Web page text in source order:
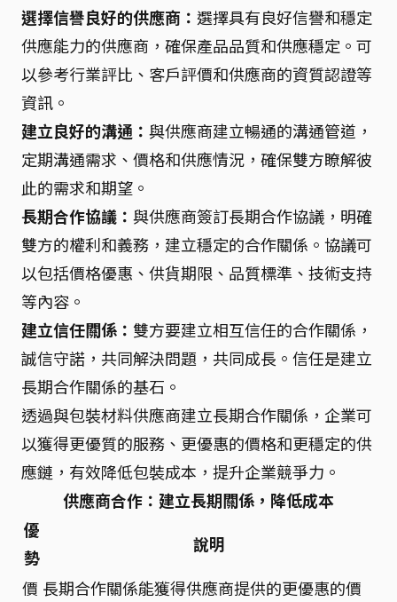
選擇信譽良好的供應商： 選擇具有良好信譽和穩定
供應能力的供應商，確保產品品質和供應穩定。可
以參考行業評比、客戶評價和供應商的資質認證等
資訊。
建立良好的溝通： 與供應商建立暢通的溝通管道，
定期溝通需求、價格和供應情況，確保雙方瞭解彼
此的需求和期望。
長期合作協議： 與供應商簽訂長期合作協議，明確
雙方的權利和義務，建立穩定的合作關係。協議可
以包括價格優惠、供貨期限、品質標準、技術支持
等內容。
建立信任關係： 雙方要建立相互信任的合作關係，
誠信守諾，共同解決問題，共同成長。信任是建立
長期合作關係的基石。
透過與包裝材料供應商建立長期合作關係，企業可
以獲得更優質的服務、更優惠的價格和更穩定的供
應鏈，有效降低包裝成本，提升企業競爭力。
供應商合作：建立長期關係，降低成本
優
勢
說明
價 長期合作關係能獲得供應商提供的更優惠的價